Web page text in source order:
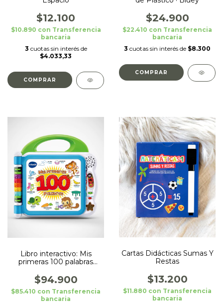
$12.100
$10.890 con Transferencia
bancaria
3 cuotas sin interés de
$4.033,33
$24.900
$22.410 con Transferencia
bancaria
3 cuotas sin interés de $8.300
Libro interactivo: Mis
primeras 100 palabras
$94.900
$85.410 con Transferencia
bancaria
Cartas Didácticas Sumas Y
Restas
$13.200
$11.880 con Transferencia
bancaria